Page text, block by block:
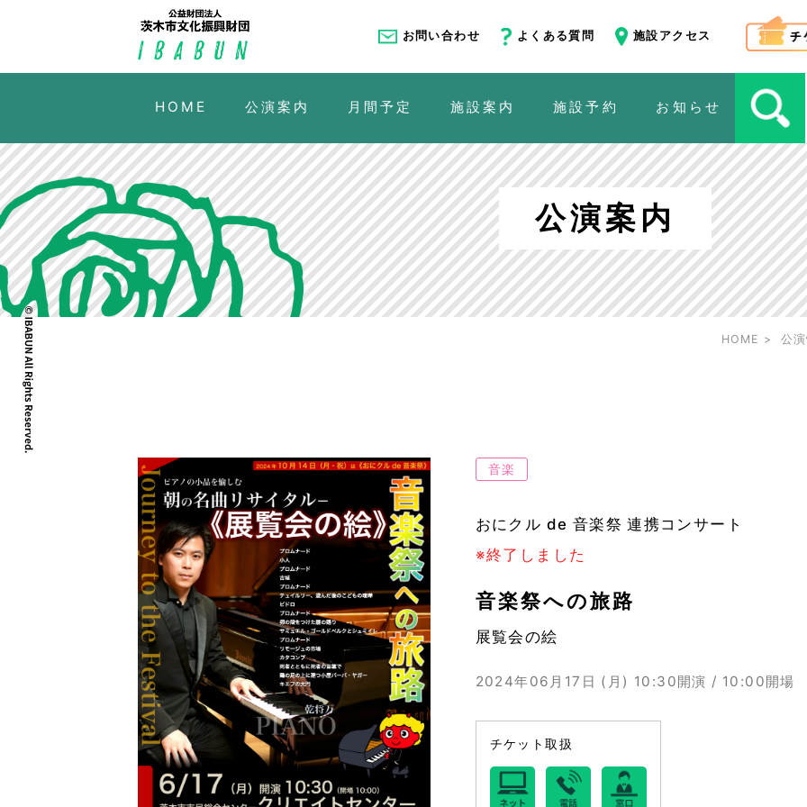
お問い合わせ よくある質問 施設アクセス
HOME 公演案内 月間予定 施設案内 施設予約 お知らせ
公演案内
HOME 公
音楽
おにクル de 音楽祭 連携コンサート
※終了しました
音楽祭への旅路
展覧会の絵
2024年06月17日 (月) 10:30開演 / 10:00開場
チケット取扱